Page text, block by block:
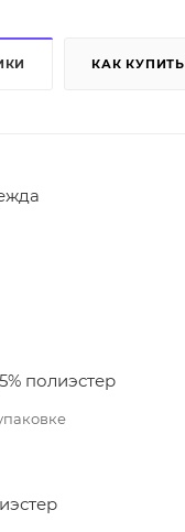
КАК КУПИТЬ
полиэстер